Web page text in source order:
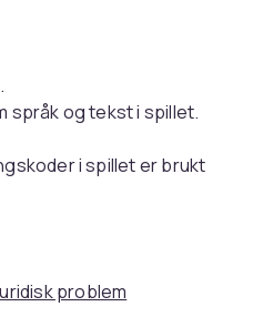
språk og tekst i spillet.
i spillet er brukt
problem